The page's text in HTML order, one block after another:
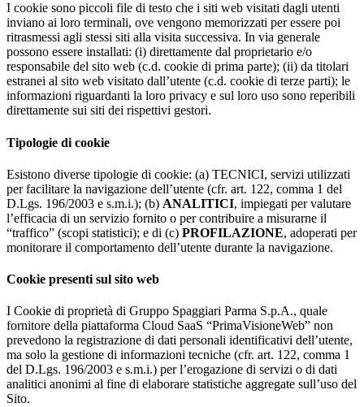
I cookie sono piccoli file di testo che i siti web visitati dagli utenti
inviano ai loro terminali, ove vengono memorizzati per essere poi
ritrasmessi agli stessi siti alla visita successiva. In via generale
possono essere installati: (i) direttamente dal proprietario e/o
responsabile del sito web (c.d. cookie di prima parte); (ii) da titolari
estranei al sito web visitato dall’utente (c.d. cookie di terze parti); le
informazioni riguardanti la loro privacy e sul loro uso sono reperibili
direttamente sui siti dei rispettivi gestori.
Tipologie di cookie
Esistono diverse tipologie di cookie: (a) TECNICI, servizi utilizzati
per facilitare la navigazione dell’utente (cfr. art. 122, comma 1 del
D.Lgs. 196/2003 e s.m.i.); (b) ANALITICI, impiegati per valutare
l’efficacia di un servizio fornito o per contribuire a misurarne il
“traffico” (scopi statistici); e di (c) PROFILAZIONE, adoperati per
monitorare il comportamento dell’utente durante la navigazione.
Cookie presenti sul sito web
I Cookie di proprietà di Gruppo Spaggiari Parma S.p.A., quale
fornitore della piattaforma Cloud SaaS “PrimaVisioneWeb” non
prevedono la registrazione di dati personali identificativi dell’utente,
ma solo la gestione di informazioni tecniche (cfr. art. 122, comma 1
del D.Lgs. 196/2003 e s.m.i.) per l’erogazione di servizi o di dati
analitici anonimi al fine di elaborare statistiche aggregate sull’uso del
Sito.